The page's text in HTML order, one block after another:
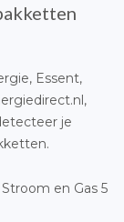
Essent,
je
en Gas 5